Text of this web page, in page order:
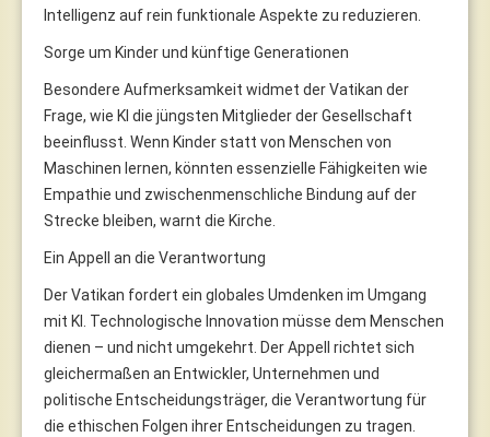
Intelligenz auf rein funktionale Aspekte zu reduzieren.
Sorge um Kinder und künftige Generationen
Besondere Aufmerksamkeit widmet der Vatikan der
Frage, wie KI die jüngsten Mitglieder der Gesellschaft
beeinflusst. Wenn Kinder statt von Menschen von
Maschinen lernen, könnten essenzielle Fähigkeiten wie
Empathie und zwischenmenschliche Bindung auf der
Strecke bleiben, warnt die Kirche.
Ein Appell an die Verantwortung
Der Vatikan fordert ein globales Umdenken im Umgang
mit KI. Technologische Innovation müsse dem Menschen
dienen – und nicht umgekehrt. Der Appell richtet sich
gleichermaßen an Entwickler, Unternehmen und
politische Entscheidungsträger, die Verantwortung für
die ethischen Folgen ihrer Entscheidungen zu tragen.